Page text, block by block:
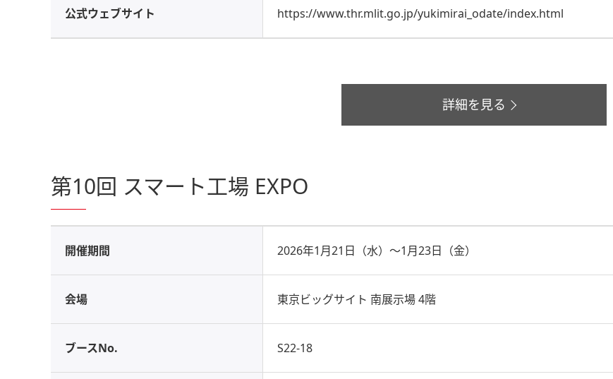
公式ウェブサイト https://www.thr.mlit.go.jp/yukimirai_odate/index.html
詳細を見る
第10回 スマート工場 EXPO
開催期間 2026年1月21日（水）～1月23日（金）
会場 東京ビッグサイト 南展示場 4階
ブースNo. S22-18